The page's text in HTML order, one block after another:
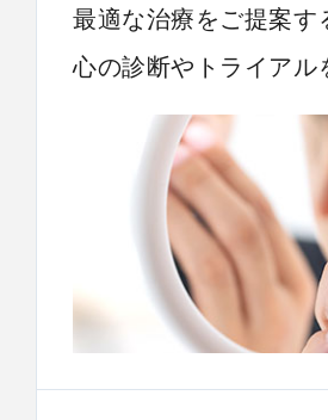
最適な治療をご提案
心の診断やトライア